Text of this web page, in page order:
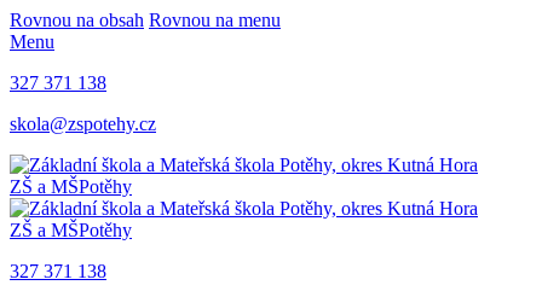
Rovnou na obsah Rovnou na menu
Menu
327 371 138
skola@zspotehy.cz
ZŠ a MŠPotěhy
ZŠ a MŠPotěhy
327 371 138